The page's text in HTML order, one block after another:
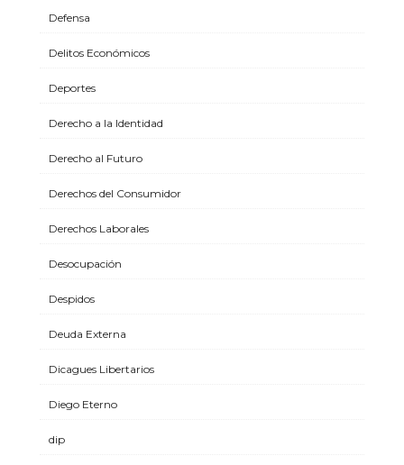
Defensa
Delitos Económicos
Deportes
Derecho a la Identidad
Derecho al Futuro
Derechos del Consumidor
Derechos Laborales
Desocupación
Despidos
Deuda Externa
Dicagues Libertarios
Diego Eterno
dip